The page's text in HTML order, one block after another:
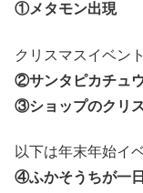
①メタモン出現
クリスマスイベン
②サンタピカチュ
③ショップのクリ
以下は年末年始イ
④ふかそうちが一